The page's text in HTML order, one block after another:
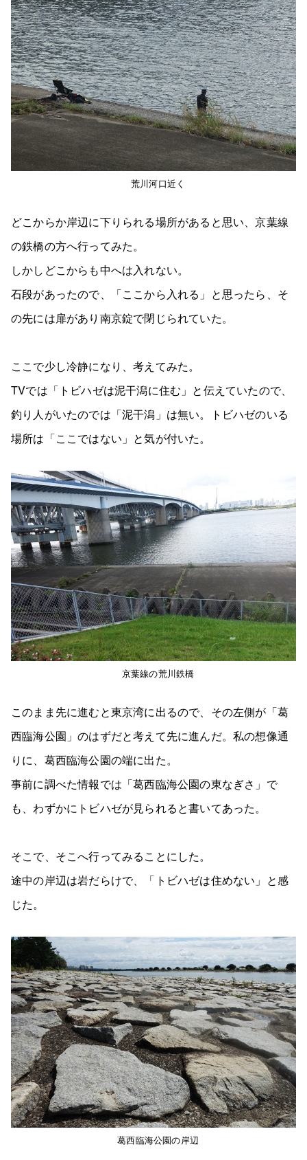
荒川河口近く
どこからか岸辺に下りられる場所があると思い、京葉線
の鉄橋の方へ行ってみた。
しかしどこからも中へは入れない。
石段があったので、「ここから入れる」と思ったら、そ
の先には扉があり南京錠で閉じられていた。
ここで少し冷静になり、考えてみた。
TVでは「トビハゼは泥干潟に住む」と伝えていたので、
釣り人がいたのでは「泥干潟」は無い。トビハゼのいる
場所は「ここではない」と気が付いた。
京葉線の荒川鉄橋
このまま先に進むと東京湾に出るので、その左側が「葛
西臨海公園」のはずだと考えて先に進んだ。私の想像通
りに、葛西臨海公園の端に出た。
事前に調べた情報では「葛西臨海公園の東なぎさ」で
も、わずかにトビハゼが見られると書いてあった。
そこで、そこへ行ってみることにした。
途中の岸辺は岩だらけで、「トビハゼは住めない」と感
じた。
葛西臨海公園の岸辺